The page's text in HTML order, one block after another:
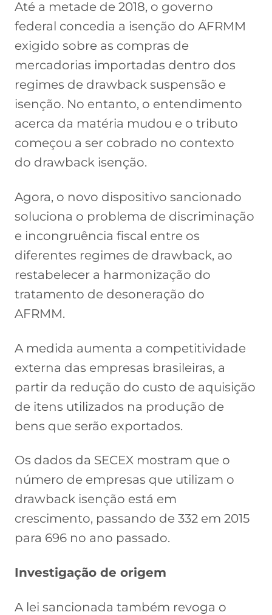
Até a metade de 2018, o governo
federal concedia a isenção do AFRMM
exigido sobre as compras de
mercadorias importadas dentro dos
regimes de drawback suspensão e
isenção. No entanto, o entendimento
acerca da matéria mudou e o tributo
começou a ser cobrado no contexto
do drawback isenção.
Agora, o novo dispositivo sancionado
soluciona o problema de discriminação
e incongruência fiscal entre os
diferentes regimes de drawback, ao
restabelecer a harmonização do
tratamento de desoneração do
AFRMM.
A medida aumenta a competitividade
externa das empresas brasileiras, a
partir da redução do custo de aquisição
de itens utilizados na produção de
bens que serão exportados.
Os dados da SECEX mostram que o
número de empresas que utilizam o
drawback isenção está em
crescimento, passando de 332 em 2015
para 696 no ano passado.
Investigação de origem
A lei sancionada também revoga o